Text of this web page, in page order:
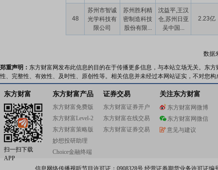
48
苏州市智诚
光学科技有
限公司
苏州胜利精
密制造科技
股份有限...
沈益平,王汉
仓,苏州日亚
吴中国...
2.23亿
数据
郑重声明： 东方财富网发布此信息的目的在于传播更多信息，与本站立场无关。东
性、完整性、有效性、及时性、原创性等。相关信息并未经过本网站证实，不对您
东方财富
扫一扫下载
APP
东方财富产品
东方财富免费版
东方财富Level-2
东方财富策略版
妙想投研助理
Choice金融终端
证券交易
东方财富证券开户
东方财富在线交易
东方财富证券交易
关注东方财富
东方财富网微博
东方财富网微信
意见与建议
信息网络传播视听节目许可证：0908328号 经营证券期货业务许可证编